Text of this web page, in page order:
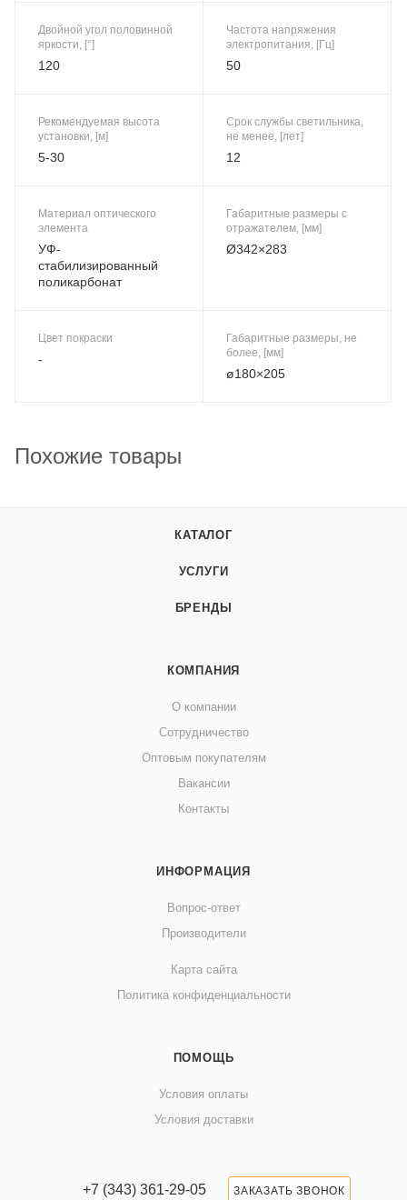
Двойной угол половинной
яркости, [°]
120
Частота напряжения
электропитания, [Гц]
50
Рекомендуемая высота
установки, [м]
5-30
Срок службы светильника,
не менее, [лет]
12
Материал оптического
элемента
УФ-
стабилизированный
поликарбонат
Габаритные размеры с
отражателем, [мм]
Ø342×283
Цвет покраски
-
Габаритные размеры, не
более, [мм]
ø180×205
Похожие товары
КАТАЛОГ
УСЛУГИ
БРЕНДЫ
КОМПАНИЯ
О компании
Сотрудничество
Оптовым покупателям
Вакансии
Контакты
ИНФОРМАЦИЯ
Вопрос-ответ
Производители
Карта сайта
Политика конфиденциальности
ПОМОЩЬ
Условия оплаты
Условия доставки
+7 (343) 361-29-05 ЗАКАЗАТЬ ЗВОНОК